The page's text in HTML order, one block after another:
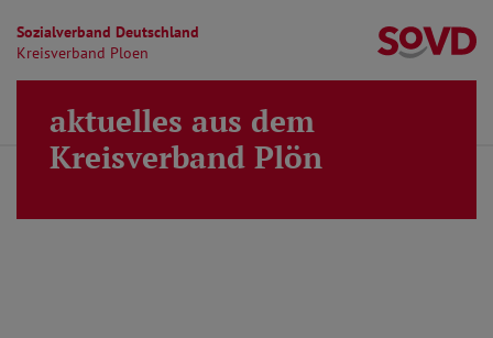
Sozialverband Deutschland
Kreisverband Ploen
Direkt zu den Inhalten springen
MENÜ
aktuelles aus dem
Kreisverband Plön